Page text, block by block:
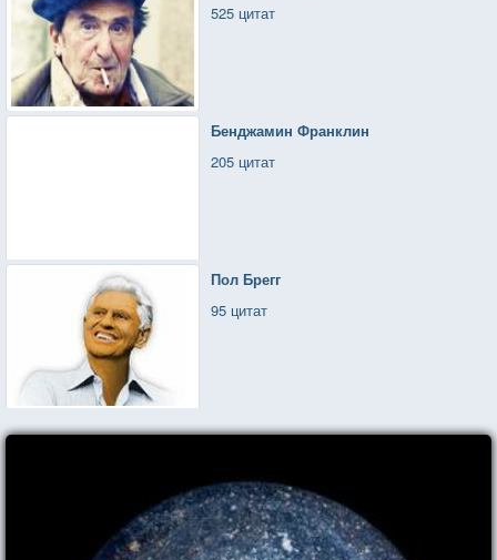
525 цитат
Бенджамин Франклин
205 цитат
Пол Брегг
95 цитат